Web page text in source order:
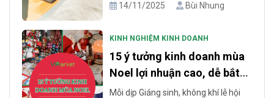
định đến hiệu quả vận hành và lợi
doanh ngày nay không chỉ quan tâm
yếu tố như lưu lượng [...]
14/11/2025 Bùi Nhung
KINH NGHIỆM KINH DOANH
15 ý tưởng kinh doanh mùa
Noel lợi nhuận cao, dễ bắt
đầu
Mỗi dịp Giáng sinh, không khí lễ hội